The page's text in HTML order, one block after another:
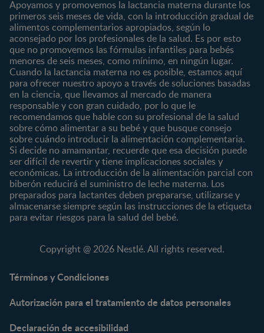
¿Quiénes somos?
Marcas y productos
Nuestros Productos
Nuestras Marcas
Posparto
0 a 4 meses
4 a 6 meses
6 a 8 meses
8 a 12 meses
12 a 24 meses
Desde 2 años
Preescolar
Escolar
Salud
Maternidad
Paternidad
Vida en familia
Marcas
CERELAC®
GERBER®
KLIM®
NAN® 3
NAN® Optipro® 3
NAN® Supreme 3
NESTUM®
Productos
Cereales Infantiles
Compotas y galletas
Fórmulas Infantiles
Apoyamos y promovemos la lactancia materna durante los
primeros seis meses de vida, con la introducción gradual de
alimentos complementarios apropiados, según lo
aconsejado por los profesionales de la salud. Es por esto
que no promovemos las fórmulas infantiles para bebés
menores de seis meses, como mínimo, en ningún lugar.
Cuando la lactancia materna no es posible, estamos aquí
para ofrecer nuestro apoyo a través de soluciones basadas
en la ciencia, que llevamos al mercado de manera
responsable y con gran cuidado, por lo que le
recomendamos que hable con su profesional de la salud
sobre cómo alimentar a su bebé y que busque consejo
sobre cuándo introducir la alimentación complementaria.
Si decide no amamantar, recuerde que esa decisión puede
ser difícil de revertir y tiene implicaciones sociales y
económicas. La introducción de la alimentación parcial con
biberón reducirá el suministro de leche materna. Los
preparados para lactantes deben prepararse, utilizarse y
almacenarse siempre según las instrucciones de la etiqueta
para evitar riesgos para la salud del bebé.
Copyright @ 2026 Nestlé. All rights reserved.
Términos y Condiciones
Autorización para el tratamiento de datos personales
Declaración de accesibilidad